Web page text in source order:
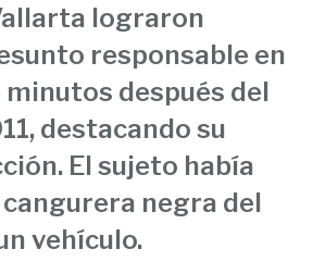
lograron
responsable en
después del
destacando su
El sujeto había
negra del
vehículo.